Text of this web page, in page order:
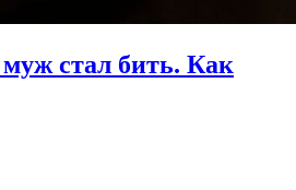
стал бить. Как